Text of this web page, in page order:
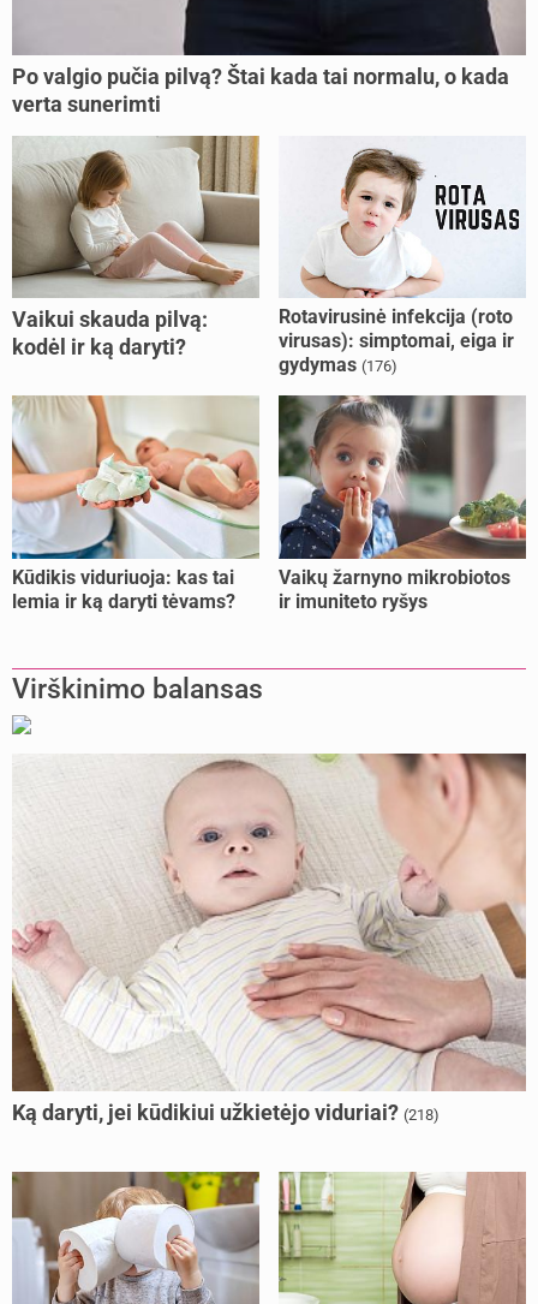
Po valgio pučia pilvą? Štai kada tai normalu, o kada
verta sunerimti
Vaikui skauda pilvą:
kodėl ir ką daryti?
Rotavirusinė infekcija (roto
virusas): simptomai, eiga ir
gydymas (176)
Kūdikis viduriuoja: kas tai
lemia ir ką daryti tėvams?
Vaikų žarnyno mikrobiotos
ir imuniteto ryšys
Virškinimo balansas
Ką daryti, jei kūdikiui užkietėjo viduriai? (218)